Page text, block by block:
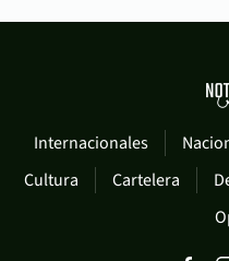
Internacionales
Cultura
Cartelera